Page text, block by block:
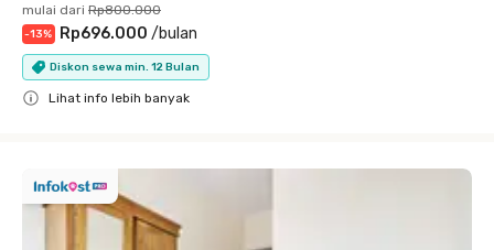
mulai dari Rp800.000
-13% Rp696.000 /bulan
Diskon sewa min. 12 Bulan
Lihat info lebih banyak